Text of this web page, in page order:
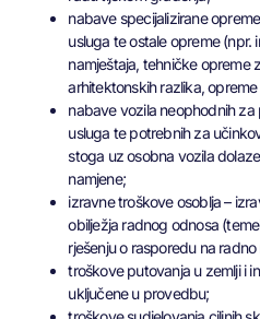
nabave specijalizirane
usluga te ostale opreme (npr.
namještaja, tehničke opreme
arhitektonskih razlika,
nabave vozila neophodnih za
usluga te potrebnih za
stoga uz osobna vozila
namjene;
izravne troškove osoblja –
obilježja radnog odnosa
rješenju o rasporedu na
troškove putovanja u zemlji i
uključene u provedbu;